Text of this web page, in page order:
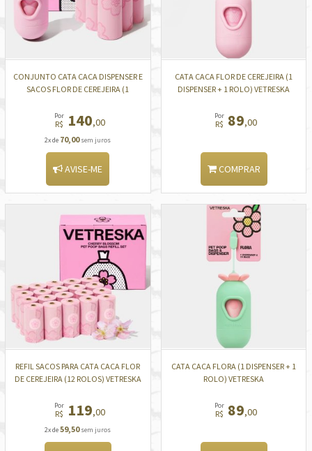
CONJUNTO CATA CACA DISPENSER E
SACOS FLOR DE CEREJEIRA (1
Por
R$ 140,00
2x de 70,00sem juros
AVISE-ME
CATA CACA FLOR DE CEREJEIRA (1
DISPENSER + 1 ROLO) VETRESKA
Por
R$ 89,00
COMPRAR
REFIL SACOS PARA CATA CACA FLOR
DE CEREJEIRA (12 ROLOS) VETRESKA
Por
R$ 119,00
2x de59,50sem juros
CATA CACA FLORA (1 DISPENSER + 1
ROLO) VETRESKA
Por
R$ 89,00